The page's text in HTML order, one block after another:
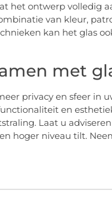
het ontwerp volledig
van kleur,
kan het glas
met
privacy en sfeer in
en
Laat u
hoger niveau tilt.